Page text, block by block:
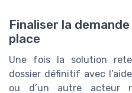
Finaliser la
place
Une fois la solution
dossier définitif avec
ou d’un autre acteur